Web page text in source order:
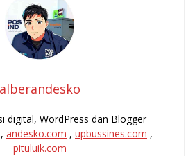
alberandesko
digital, WordPress dan Blogger
, andesko.com , upbussines.com ,
pituluik.com